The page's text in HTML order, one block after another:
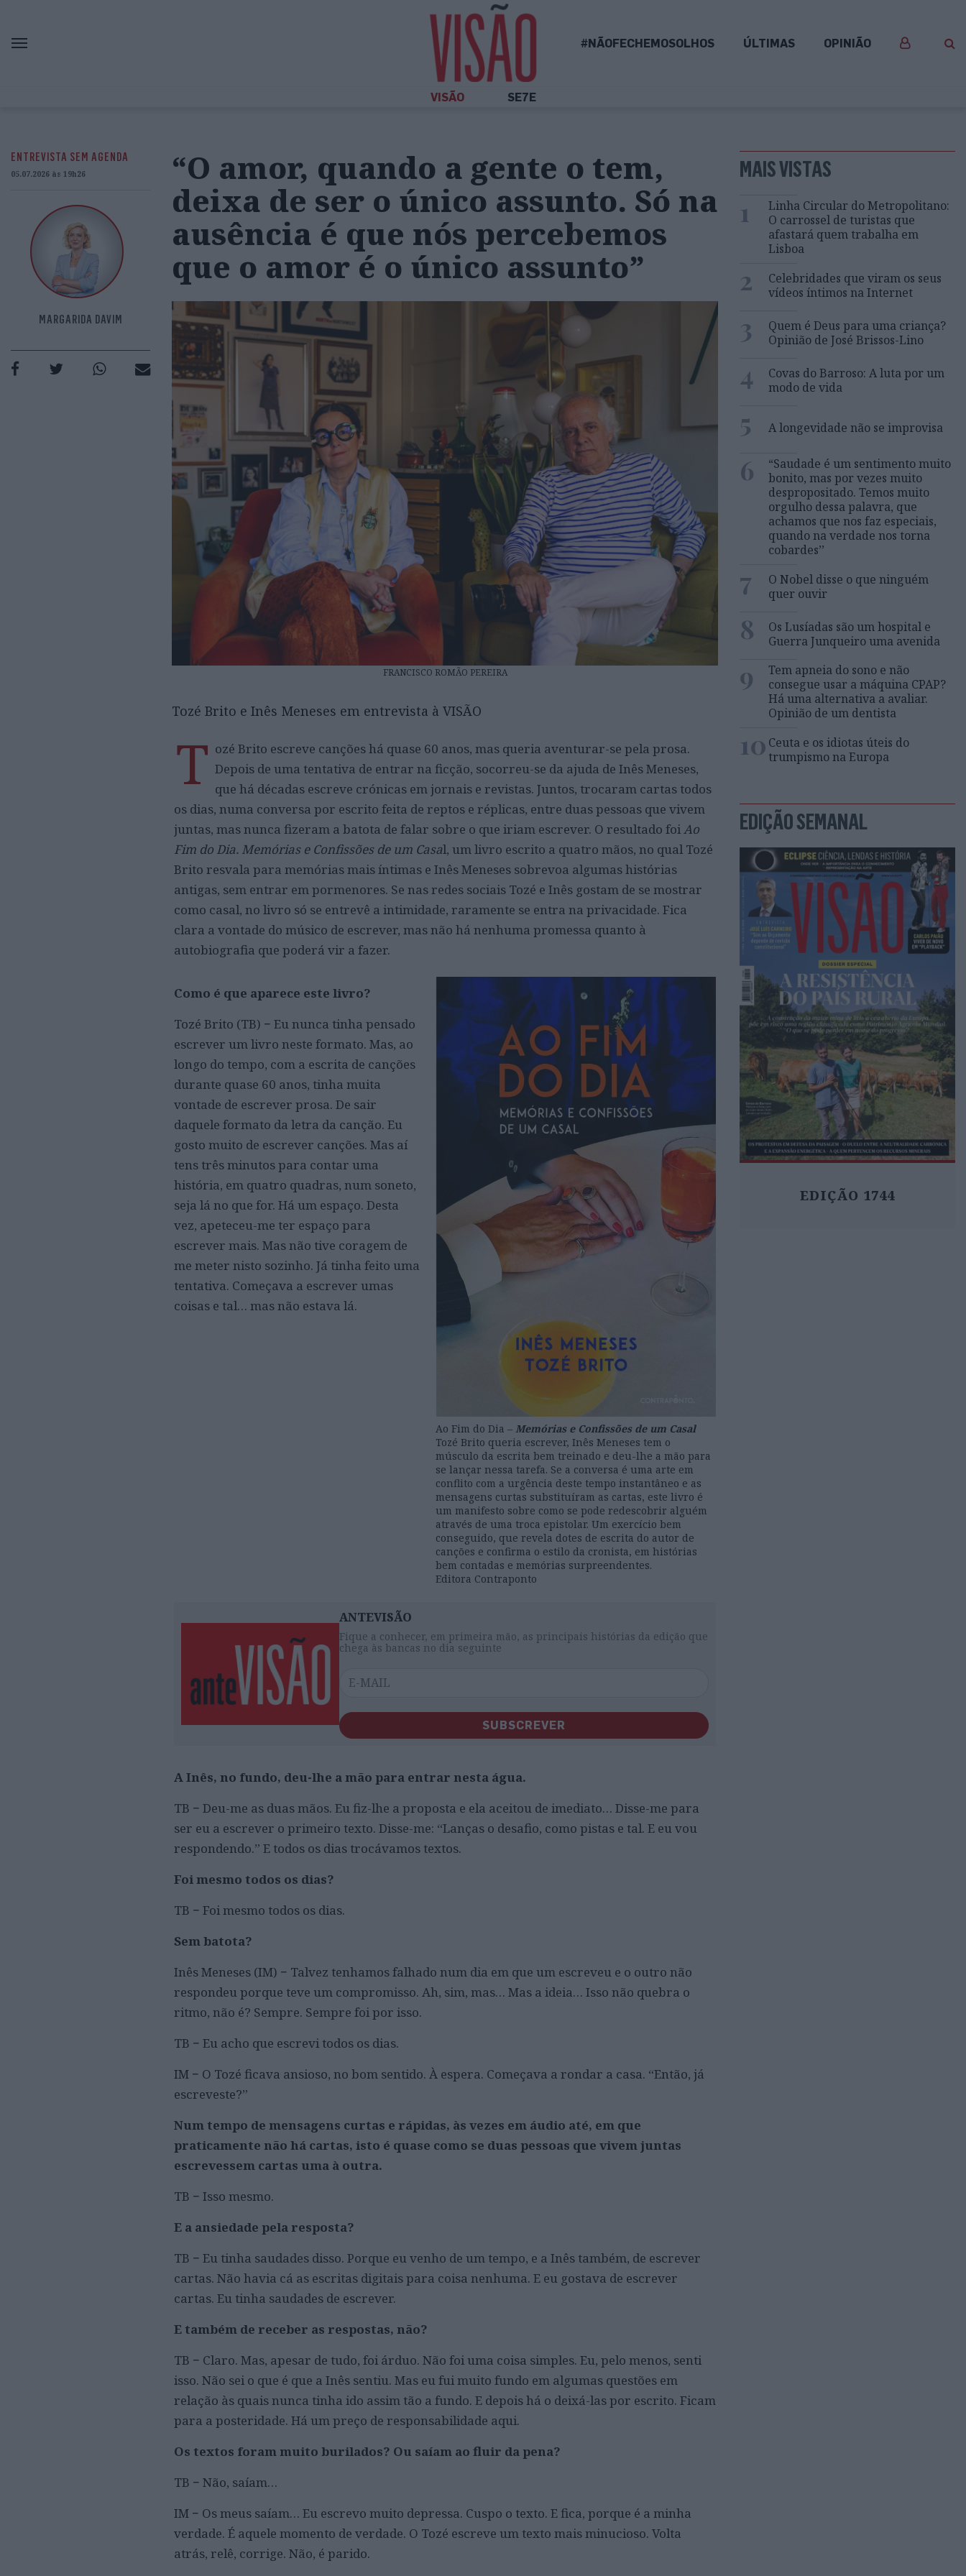
#NÃOFECHEMOSOLHOS ÚLTIMAS OPINIÃO
VISÃO SE7E
ENTREVISTA SEM AGENDA
05.07.2026 às 19h26
MARGARIDA DAVIM
“O amor, quando a gente o tem,
deixa de ser o único assunto. Só na
ausência é que nós percebemos
que o amor é o único assunto”
FRANCISCO ROMÃO PEREIRA
Tozé Brito e Inês Meneses em entrevista à VISÃO
T ozé Brito escreve canções há quase 60 anos, mas queria aventurar-se pela prosa.
Depois de uma tentativa de entrar na ficção, socorreu-se da ajuda de Inês Meneses,
que há décadas escreve crónicas em jornais e revistas. Juntos, trocaram cartas todos
os dias, numa conversa por escrito feita de reptos e réplicas, entre duas pessoas que vivem
juntas, mas nunca fizeram a batota de falar sobre o que iriam escrever. O resultado foiAo
Fim do Dia. Memórias e Confissões de um Casal, um livro escrito a quatro mãos, no qual Tozé
Brito resvala para memórias mais íntimas e Inês Meneses sobrevoa algumas histórias
antigas, sem entrar em pormenores. Se nas redes sociais Tozé e Inês gostam de se mostrar
como casal, no livro só se entrevê a intimidade, raramente se entra na privacidade. Fica
clara a vontade do músico de escrever, mas não há nenhuma promessa quanto à
autobiografia que poderá vir a fazer.
Ao Fim do Dia – Memórias e Confissões de um Casal
Tozé Brito queria escrever, Inês Meneses tem o
músculo da escrita bem treinado e deu-lhe a mão para
se lançar nessa tarefa. Se a conversa é uma arte em
conflito com a urgência deste tempo instantâneo e as
mensagens curtas substituíram as cartas, este livro é
um manifesto sobre como se pode redescobrir alguém
através de uma troca epistolar. Um exercício bem
conseguido, que revela dotes de escrita do autor de
canções e confirma o estilo da cronista, em histórias
bem contadas e memórias surpreendentes.
Editora Contraponto
Como é que aparece este livro?
Tozé Brito (TB) − Eu nunca tinha pensado
escrever um livro neste formato. Mas, ao
longo do tempo, com a escrita de canções
durante quase 60 anos, tinha muita
vontade de escrever prosa. De sair
daquele formato da letra da canção. Eu
gosto muito de escrever canções. Mas aí
tens três minutos para contar uma
história, em quatro quadras, num soneto,
seja lá no que for. Há um espaço. Desta
vez, apeteceu-me ter espaço para
escrever mais. Mas não tive coragem de
me meter nisto sozinho. Já tinha feito uma
tentativa. Começava a escrever umas
coisas e tal… mas não estava lá.
ANTEVISÃO
Fique a conhecer, em primeira mão, as principais histórias da edição que
chega às bancas no dia seguinte
SUBSCREVER
A Inês, no fundo, deu-lhe a mão para entrar nesta água.
TB − Deu-me as duas mãos. Eu fiz-lhe a proposta e ela aceitou de imediato… Disse-me para
ser eu a escrever o primeiro texto. Disse-me: “Lanças o desafio, como pistas e tal. E eu vou
respondendo.” E todos os dias trocávamos textos.
Foi mesmo todos os dias?
TB − Foi mesmo todos os dias.
Sem batota?
Inês Meneses (IM) − Talvez tenhamos falhado num dia em que um escreveu e o outro não
respondeu porque teve um compromisso. Ah, sim, mas… Mas a ideia… Isso não quebra o
ritmo, não é? Sempre. Sempre foi por isso.
TB − Eu acho que escrevi todos os dias.
IM − O Tozé ficava ansioso, no bom sentido. À espera. Começava a rondar a casa. “Então, já
escreveste?”
Num tempo de mensagens curtas e rápidas, às vezes em áudio até, em que
praticamente não há cartas, isto é quase como se duas pessoas que vivem juntas
escrevessem cartas uma à outra.
TB − Isso mesmo.
E a ansiedade pela resposta?
TB − Eu tinha saudades disso. Porque eu venho de um tempo, e a Inês também, de escrever
cartas. Não havia cá as escritas digitais para coisa nenhuma. E eu gostava de escrever
cartas. Eu tinha saudades de escrever.
E também de receber as respostas, não?
TB − Claro. Mas, apesar de tudo, foi árduo. Não foi uma coisa simples. Eu, pelo menos, senti
isso. Não sei o que é que a Inês sentiu. Mas eu fui muito fundo em algumas questões em
relação às quais nunca tinha ido assim tão a fundo. E depois há o deixá-las por escrito. Ficam
para a posteridade. Há um preço de responsabilidade aqui.
Os textos foram muito burilados? Ou saíam ao fluir da pena?
TB − Não, saíam…
IM − Os meus saíam… Eu escrevo muito depressa. Cuspo o texto. E fica, porque é a minha
verdade. É aquele momento de verdade. O Tozé escreve um texto mais minucioso. Volta
atrás, relê, corrige. Não, é parido.
MAIS VISTAS
1
Linha Circular do Metropolitano:
O carrossel de turistas que
afastará quem trabalha em
Lisboa
2
Celebridades que viram os seus
vídeos íntimos na Internet
3
Quem é Deus para uma criança?
Opinião de José Brissos-Lino
4
Covas do Barroso: A luta por um
modo de vida
5 A longevidade não se improvisa
6
“Saudade é um sentimento muito
bonito, mas por vezes muito
despropositado. Temos muito
orgulho dessa palavra, que
achamos que nos faz especiais,
quando na verdade nos torna
cobardes’’
7
O Nobel disse o que ninguém
quer ouvir
8
Os Lusíadas são um hospital e
Guerra Junqueiro uma avenida
9
Tem apneia do sono e não
consegue usar a máquina CPAP?
Há uma alternativa a avaliar.
Opinião de um dentista
10 Ceuta e os idiotas úteis do
trumpismo na Europa
EDIÇÃO SEMANAL
EDIÇÃO 1744